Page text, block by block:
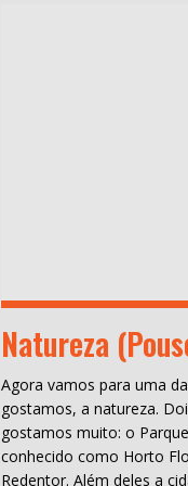
Natureza
Agora vamos para uma
gostamos, a natureza.
gostamos muito: o
conhecido como Horto
Redentor. Além deles a